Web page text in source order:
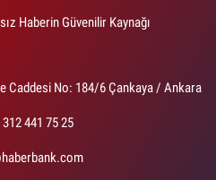
Haberin Güvenilir Kaynağı
Caddesi No: 184/6 Çankaya / Ankara
312 441 75 25